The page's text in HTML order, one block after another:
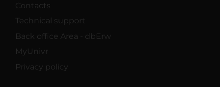
Contacts
Technical support
Back office Area - dbErw
MyUnivr
Privacy policy